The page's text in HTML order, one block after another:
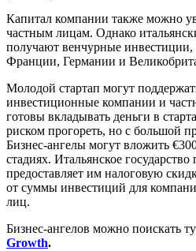
Капитал компании также можно
частным лицам. Однако
получают венчурные инвестиции,
Франции, Германии и
Молодой стартап могут
инвестиционные компании и
готовы вкладывать деньги в
риском прогореть, но с большой
Бизнес-ангелы могут вложить
стадиях. Итальянское
предоставляет им налоговую
от суммы инвестиций для
лиц.
Бизнес-ангелов можно поискать
Growth.